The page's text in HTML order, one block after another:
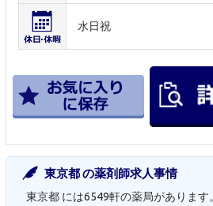
水日祝
東京都 の薬剤師求人事情
東京都 には6549軒の薬局がありま